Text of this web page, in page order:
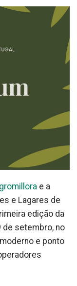
e a
e Lagares de
edição da
de setembro, no
e ponto